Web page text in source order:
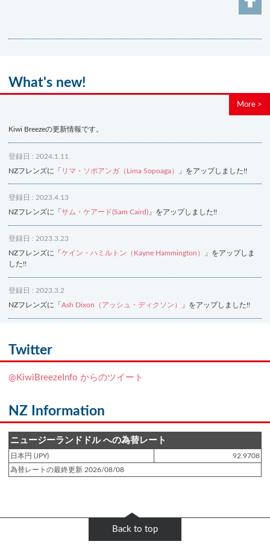
What's new!
More >
Kiwi Breezeの更新情報です。
登録日 : 2024.1.11
NZフレンズに「 リマ・ソポアンガ（Lima Sopoaga） 」をアップしました!!
登録日 : 2023.4.13
NZフレンズに「 サム・ケアード(Sam Caird) 」をアップしました!!
登録日 : 2023.3.23
NZフレンズに「 ケイン・ハミルトン（Kayne Hammington）
」をアップしま
した!!
登録日 : 2023.3.2
NZフレンズに「 Ash Dixon（アッシュ・ディクソン） 」をアップしました!!
NZフレンズに「
登録日 : 2019.4.10
登録日 : 2019.2.28
NZクッキングに「ニュージーランド産キウイの酢の物
登録日 : 2019.2.4
Twitter
@KiwiBreezeInfo からのツイート
NZ Information
ニュージーランドドル への為替レート
日本円 (JPY)
92.9708
為替レートの最終更新 2026/08/08
Back to top